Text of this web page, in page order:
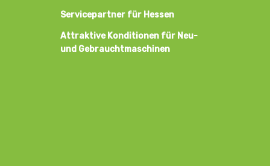
Servicepartner für Hessen
Attraktive Konditionen für Neu-
und Gebrauchtmaschinen